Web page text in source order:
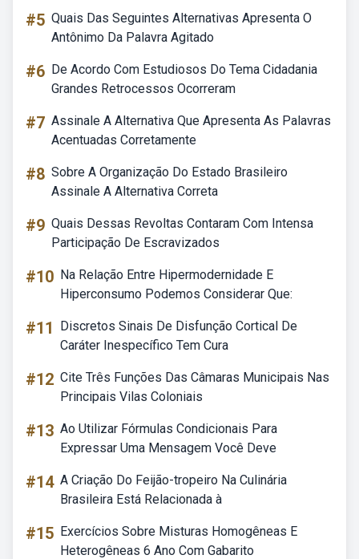
#5 Quais Das Seguintes Alternativas Apresenta O
Antônimo Da Palavra Agitado
#6 De Acordo Com Estudiosos Do Tema Cidadania
Grandes Retrocessos Ocorreram
#7 Assinale A Alternativa Que Apresenta As Palavras
Acentuadas Corretamente
#8 Sobre A Organização Do Estado Brasileiro
Assinale A Alternativa Correta
#9 Quais Dessas Revoltas Contaram Com Intensa
Participação De Escravizados
#10 Na Relação Entre Hipermodernidade E
Hiperconsumo Podemos Considerar Que:
#11
Discretos Sinais De Disfunção Cortical De
Caráter Inespecífico Tem Cura
#12 Cite Três Funções Das Câmaras Municipais Nas
Principais Vilas Coloniais
#13 Ao Utilizar Fórmulas Condicionais Para
Expressar Uma Mensagem Você Deve
#14 A Criação Do Feijão-tropeiro Na Culinária
Brasileira Está Relacionada à
#15 Exercícios Sobre Misturas Homogêneas E
Heterogêneas 6 Ano Com Gabarito